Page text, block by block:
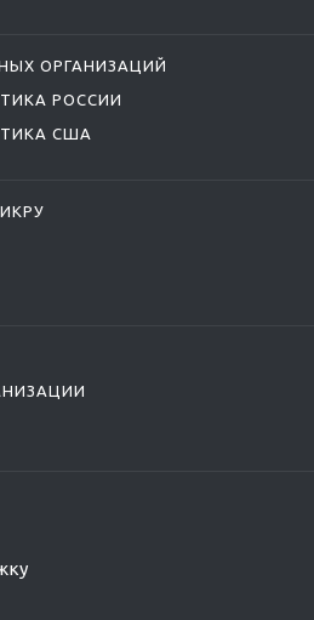
ОРГАНИЗАЦИЙ
РОССИИ
США